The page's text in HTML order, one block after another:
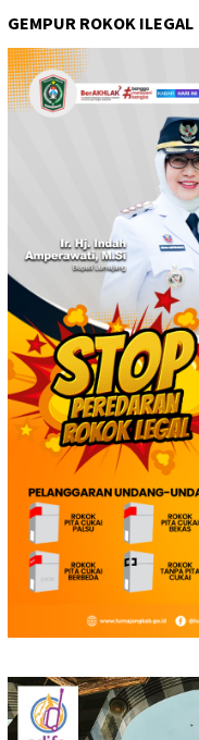
GEMPUR ROKOK ILEGAL